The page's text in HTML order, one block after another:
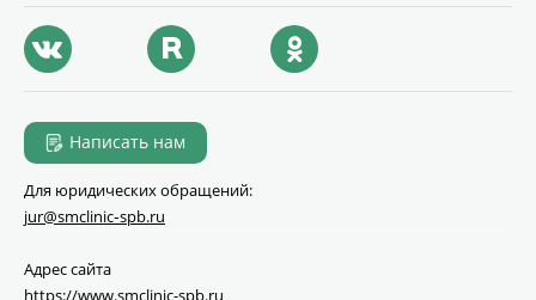
Написать нам
Для юридических обращений:
jur@smclinic‑spb.ru
Адрес сайта
https://www.smclinic-spb.ru